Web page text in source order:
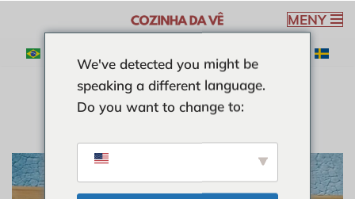
MENY
We've detected you might be
speaking a different language.
Do you want to change to: